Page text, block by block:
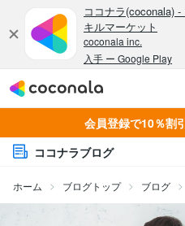
会員登録で10％割
ココナラブログ
ホーム ブログトップ ブログ